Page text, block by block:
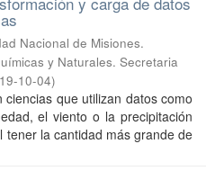
Nacional de Misiones.
y Naturales. Secretaria
10-04)
que utilizan datos como
el viento o la precipitación
la cantidad más grande de